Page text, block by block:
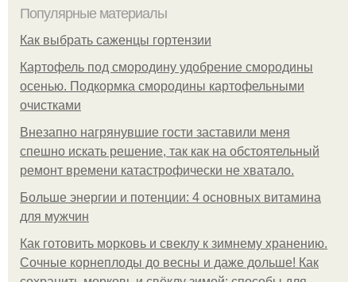
Популярные материалы
Как выбрать саженцы гортензии
Картофель под смородину удобрение смородины
осенью. Подкормка смородины картофельными
очистками
Внезапно нагрянувшие гости заставили меня
спешно искать решение, так как на обстоятельный
ремонт времени катастрофически не хватало.
Больше энергии и потенции: 4 основных витамина
для мужчин
Как готовить морковь и свеклу к зимнему хранению.
Сочные корнеплоды до весны и даже дольше! Как